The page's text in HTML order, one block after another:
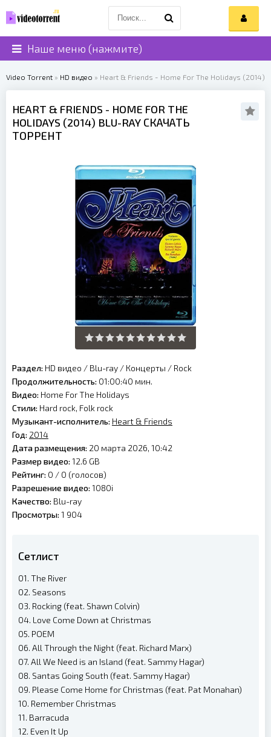
Наше меню (нажмите)
Video Torrent » HD видео » Heart & Friends - Home For The Holidays (2014)
HEART & FRIENDS - HOME FOR THE
HOLIDAYS (2014) BLU-RAY СКАЧАТЬ
ТОРРЕНТ
Раздел: HD видео / Blu-ray / Концерты / Rock
Продолжительность: 01:00:40 мин.
Видео: Home For The Holidays
Стили: Hard rock, Folk rock
Музыкант-исполнитель: Heart & Friends
Год: 2014
Дата размещения: 20 марта 2026, 10:42
Размер видео: 12.6 GB
Рейтинг: 0 / 0 (голосов)
Разрешение видео: 1080i
Качество: Blu-ray
Просмотры: 1 904
Сетлист
01. The River
02. Seasons
03. Rocking (feat. Shawn Colvin)
04. Love Come Down at Christmas
05. POEM
06. All Through the Night (feat. Richard Marx)
07. All We Need is an Island (feat. Sammy Hagar)
08. Santas Going South (feat. Sammy Hagar)
09. Please Come Home for Christmas (feat. Pat Monahan)
10. Remember Christmas
11. Barracuda
12. Even It Up